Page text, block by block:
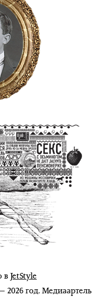
вJetStyle
год. Медиаартель